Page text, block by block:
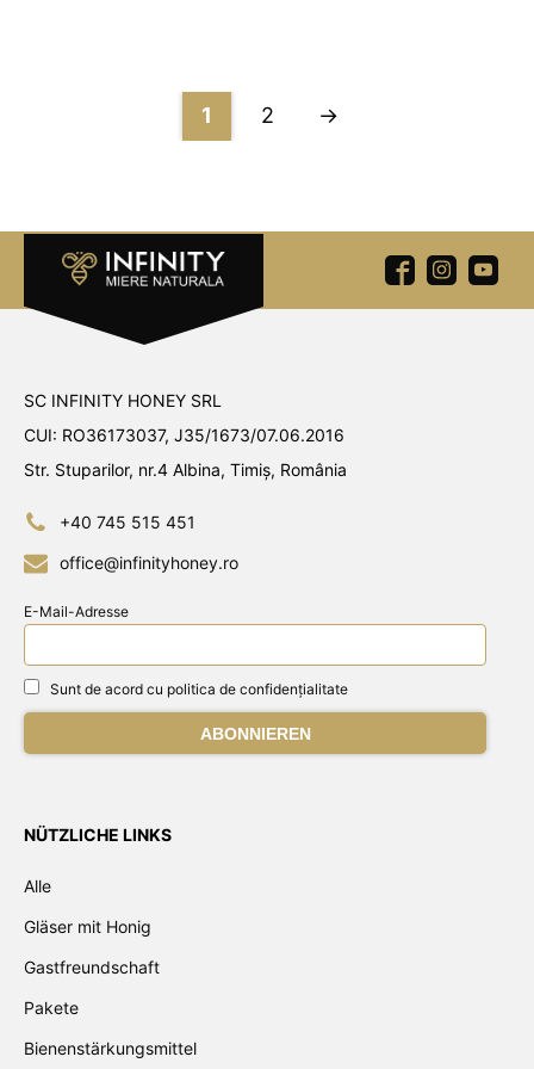
1 2 →
SC INFINITY HONEY SRL
CUI: RO36173037, J35/1673/07.06.2016
Str. Stuparilor, nr.4 Albina, Timiș, România
+40 745 515 451
office@infinityhoney.ro
E-Mail-Adresse
Sunt de acord cu politica de confidențialitate
NÜTZLICHE LINKS
Alle
Gläser mit Honig
Gastfreundschaft
Pakete
Bienenstärkungsmittel